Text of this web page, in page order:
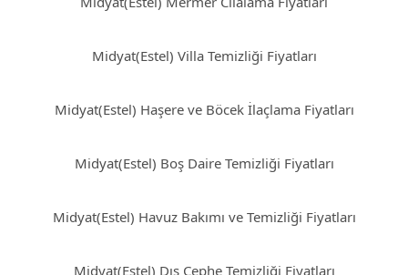
Midyat(Estel) Villa Temizliği Fiyatları
Midyat(Estel) Haşere ve Böcek İlaçlama Fiyatları
Midyat(Estel) Boş Daire Temizliği Fiyatları
Midyat(Estel) Havuz Bakımı ve Temizliği Fiyatları
Midyat(Estel) Dış Cephe Temizliği Fiyatları